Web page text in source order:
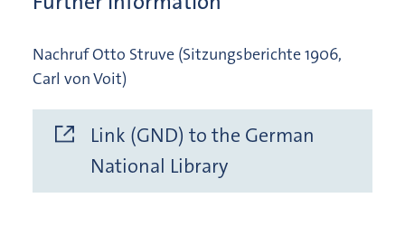
Nachruf Otto Struve (Sitzungsberichte 1906,
Carl von Voit)
Link (GND) to the German
National Library